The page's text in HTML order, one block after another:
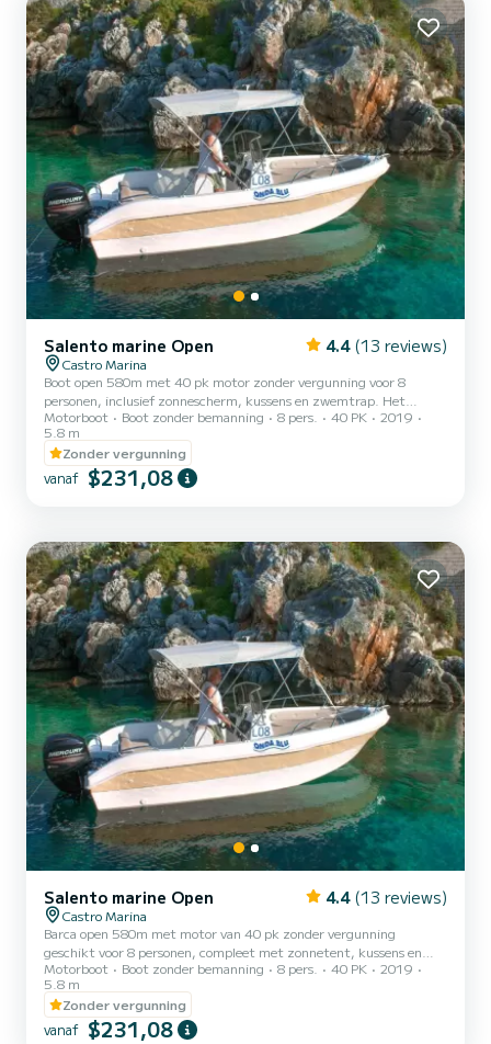
Salento marine Open 4.4 (13 reviews)
Castro Marina
Boot open 580m met 40 pk motor zonder vergunning voor 8
personen, inclusief zonnescherm, kussens en zwemtrap. Het
brandstofkosten zijn exclusief. Vergeet niet om €60 in contanten
mee te nemen als borg voor de brandstof. Deze zullen bij
terugkomst worden terugbetaald op basis van de verbruikte liters.
Motorboot Boot zonder bemanning 8 pers. 40 PK
2019
5.8 m
Zonder vergunning
vanaf $231,08
Salento marine Open 4.4 (13 reviews)
Castro Marina
Barca open 580m met motor van 40 pk zonder vergunning
geschikt voor 8 personen, compleet met zonnetent, kussens en
zwemtrap. De brandstofkosten zijn niet inbegrepen. Vergeet niet
om €60 contant mee te nemen als borg voor de brandstof. Deze
worden bij terugkomst terugbetaald op basis van de verbruikte
liters.
Motorboot Boot zonder bemanning 8 pers. 40 PK
2019
5.8 m
Zonder vergunning
vanaf $231,08